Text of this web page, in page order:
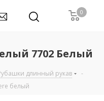
0
7702 Белый
длинный рукав
-
белый